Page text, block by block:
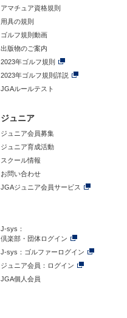
アマチュア資格規則
用具の規則
ゴルフ規則動画
出版物のご案内
2023年ゴルフ規則
2023年ゴルフ規則詳説
JGAルールテスト
ジュニア
ジュニア会員募集
ジュニア育成活動
スクール情報
お問い合わせ
JGAジュニア会員サービス
J-sys：
倶楽部・団体ログイン
J-sys：ゴルファーログイン
ジュニア会員：ログイン
JGA個人会員